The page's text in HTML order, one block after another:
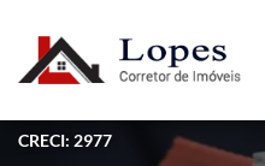
CRECI: 2977